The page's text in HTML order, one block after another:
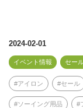
2024-02-01
イベント情報 セー
アイロン セール
ソーイング用品